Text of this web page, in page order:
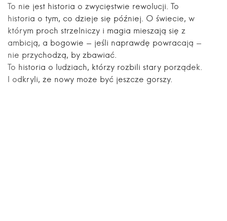
To nie jest historia o zwycięstwie rewolucji. To
historia o tym, co dzieje się później. O świecie, w
którym proch strzelniczy i magia mieszają się z
ambicją, a bogowie - jeśli naprawdę powracają -
nie przychodzą, by zbawiać.
To historia o ludziach, którzy rozbili stary porządek.
I odkryli, że nowy może być jeszcze gorszy.